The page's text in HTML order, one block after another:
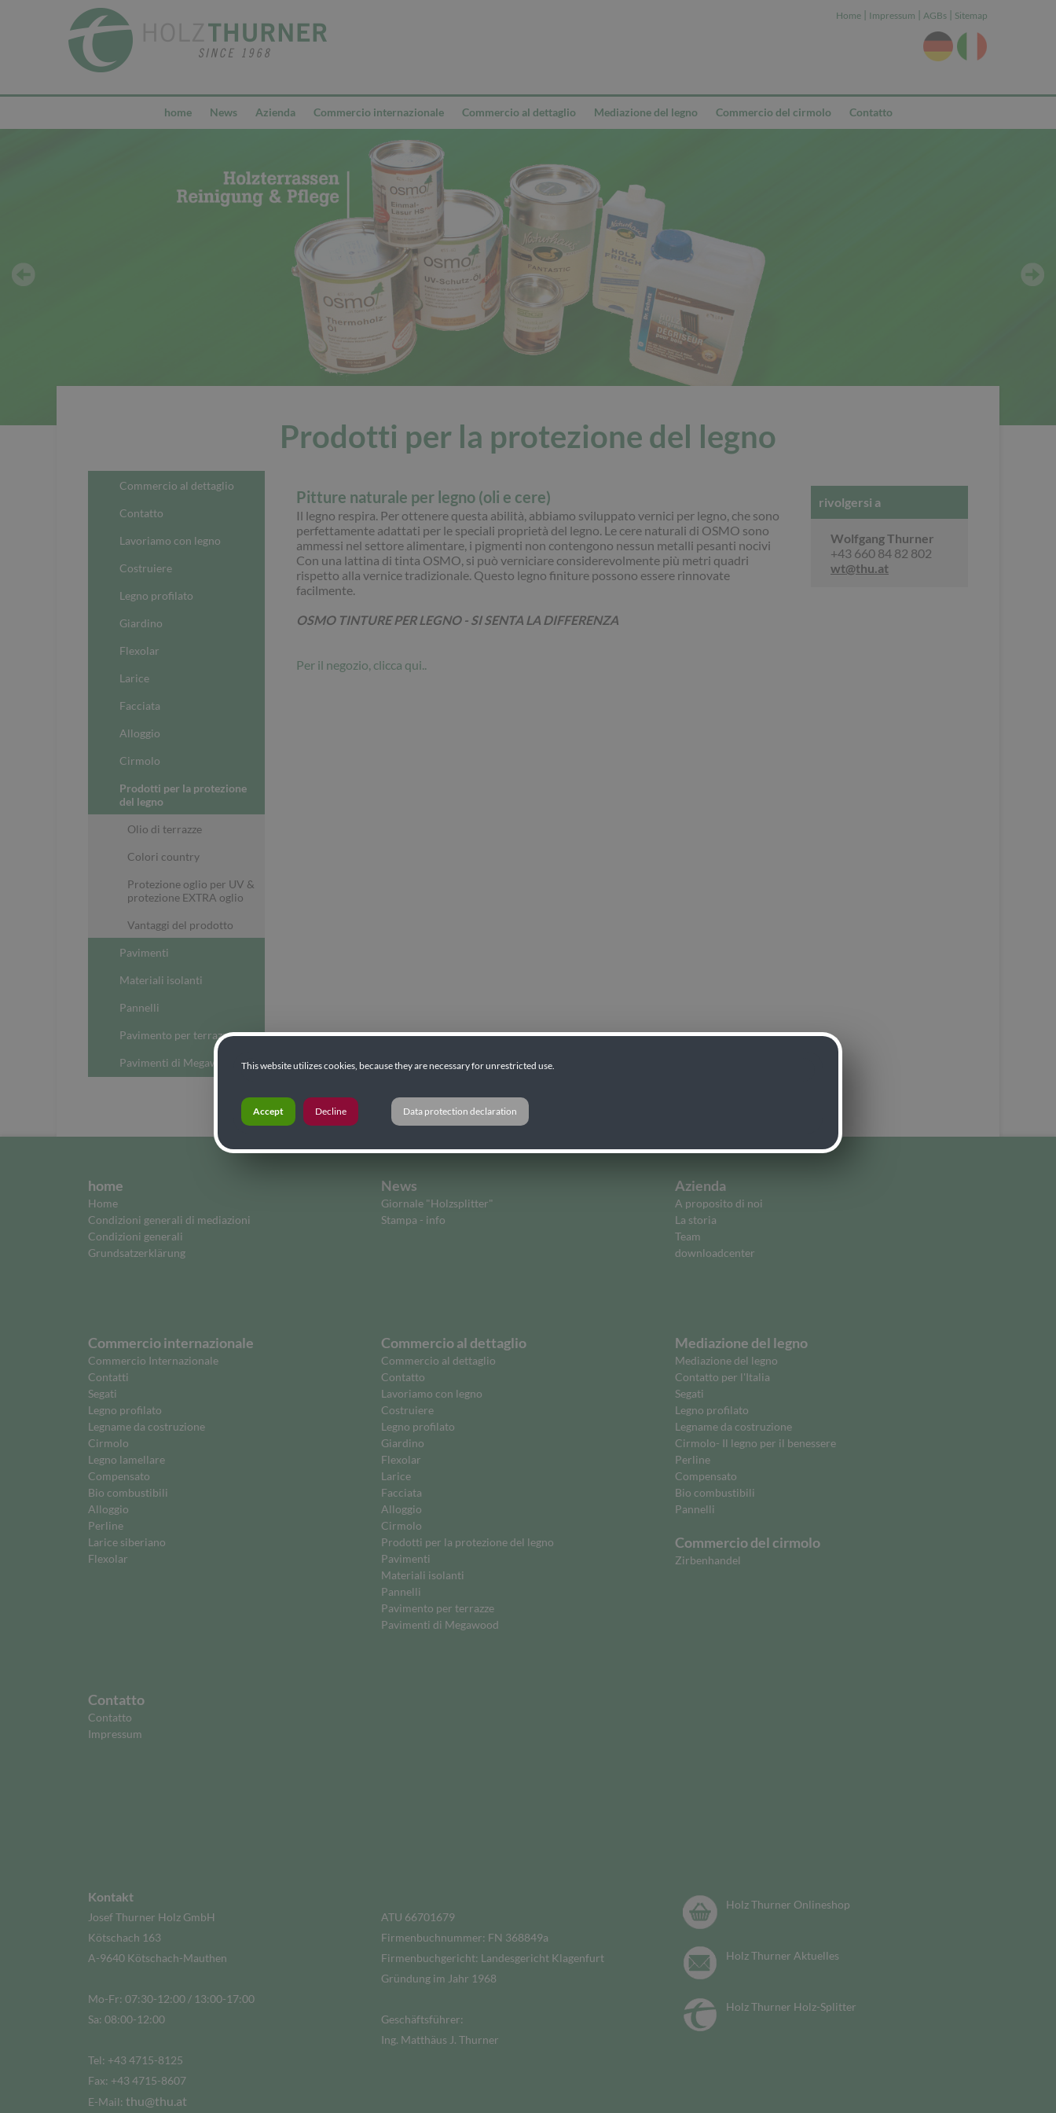
Home | Impressum | AGBs | Sitemap
home News Azienda Commercio internazionale Commercio al dettaglio Mediazione del legno Commercio del cirmolo Contatto
Prodotti per la protezione del legno
Commercio al dettaglio
Contatto
Lavoriamo con legno
Costruiere
Legno profilato
Giardino
Flexolar
Larice
Facciata
Alloggio
Cirmolo
Prodotti per la protezione
del legno
Olio di terrazze
Colori country
Protezione oglio per UV &
protezione EXTRA oglio
Vantaggi del prodotto
Pavimenti
Materiali isolanti
Pannelli
Pavimento per terrazze
Pavimenti di Megawood
Pitture naturale per legno (oli e cere)
Il legno respira. Per ottenere questa abilità, abbiamo sviluppato vernici per legno, che sono
perfettamente adattati per le speciali proprietà del legno. Le cere naturali di OSMO sono
ammessi nel settore alimentare, i pigmenti non contengono nessun metalli pesanti nocivi
Con una lattina di tinta OSMO, si può verniciare considerevolmente più metri quadri
rispetto alla vernice tradizionale. Questo legno finiture possono essere rinnovate
facilmente.
OSMO TINTURE PER LEGNO - SI SENTA LA DIFFERENZA
Per il negozio, clicca qui..
rivolgersi a
Wolfgang Thurner
+43 660 84 82 802
wt@thu.at
home
Home
Condizioni generali di mediazioni
Condizioni generali
Grundsatzerklärung
News
Giornale "Holzsplitter"
Stampa - info
Azienda
A proposito di noi
La storia
Team
downloadcenter
Commercio internazionale
Commercio Internazionale
Contatti
Segati
Legno profilato
Legname da costruzione
Cirmolo
Legno lamellare
Compensato
Bio combustibili
Alloggio
Perline
Larice siberiano
Flexolar
Commercio al dettaglio
Commercio al dettaglio
Contatto
Lavoriamo con legno
Costruiere
Legno profilato
Giardino
Flexolar
Larice
Facciata
Alloggio
Cirmolo
Prodotti per la protezione del legno
Pavimenti
Materiali isolanti
Pannelli
Pavimento per terrazze
Pavimenti di Megawood
Mediazione del legno
Mediazione del legno
Contatto per l'Italia
Segati
Legno profilato
Legname da costruzione
Cirmolo- Il legno per il benessere
Perline
Compensato
Bio combustibili
Pannelli
Commercio del cirmolo
Zirbenhandel
Contatto
Contatto
Impressum
Kontakt
Josef Thurner Holz GmbH
Kötschach 163
A-9640 Kötschach-Mauthen
Mo-Fr: 07:30-12:00 / 13:00-17:00
Sa: 08:00-12:00
Tel: +43 4715-8125
Fax: +43 4715-8607
E-Mail: thu@thu.at
ATU 66701679
Firmenbuchnummer: FN 368849a
Firmenbuchgericht: Landesgericht Klagenfurt
Gründung im Jahr 1968
Geschäftsführer:
Ing. Matthäus J. Thurner
Holz Thurner Onlineshop
Holz Thurner Aktuelles
Holz Thurner Holz-Splitter
This website utilizes cookies, because they are necessary for unrestricted use.
Accept Decline Data protection declaration